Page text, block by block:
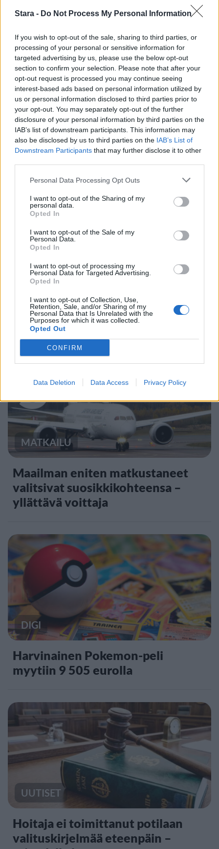
Stara - Do Not Process My Personal Information
If you wish to opt-out of the sale, sharing to third parties, or
processing of your personal or sensitive information for
targeted advertising by us, please use the below opt-out
section to confirm your selection. Please note that after your
opt-out request is processed you may continue seeing
interest-based ads based on personal information utilized by
us or personal information disclosed to third parties prior to
your opt-out. You may separately opt-out of the further
disclosure of your personal information by third parties on the
IAB’s list of downstream participants. This information may
also be disclosed by us to third parties on the IAB’s List of
Downstream Participants that may further disclose it to other
Personal Data Processing Opt Outs
I want to opt-out of the Sharing of my
personal data.
Opted In
I want to opt-out of the Sale of my
Personal Data.
Opted In
I want to opt-out of processing my
Personal Data for Targeted Advertising.
Opted In
I want to opt-out of Collection, Use,
Retention, Sale, and/or Sharing of my
Personal Data that Is Unrelated with the
Purposes for which it was collected.
Opted Out
CONFIRM
Data Deletion Data Access Privacy Policy
3
UUTISET
Kela voi leikata tukia
ulkomaanmatkan vuoksi
4
Man -näytöksessä – yleisö poistui
paikalta
5
MATKAILU
Maailman eniten matkustaneet
valitsivat suosikkikohteensa –
yllättävä voittaja
DIGI
Harvinainen Pokemon-peli
myytiin 9 505 eurolla
UUTISET
Hoitaja ei toimittanut potilaan
valituskirjelmää eteenpäin –